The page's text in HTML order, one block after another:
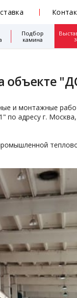
Подбор
камина
и монтажные
адресу г. Москва,